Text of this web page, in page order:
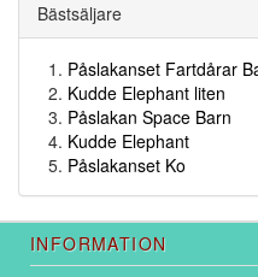
Bästsäljare
Påslakanset Fartdårar
Kudde Elephant liten
Påslakan Space Barn
Kudde Elephant
Påslakanset Ko
INFORMATION